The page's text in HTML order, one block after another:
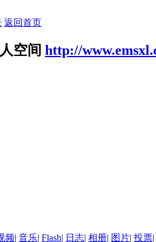
返回首页
空间 http://
频| 音乐| Flash| 日志| 相册| 图片| 投票|